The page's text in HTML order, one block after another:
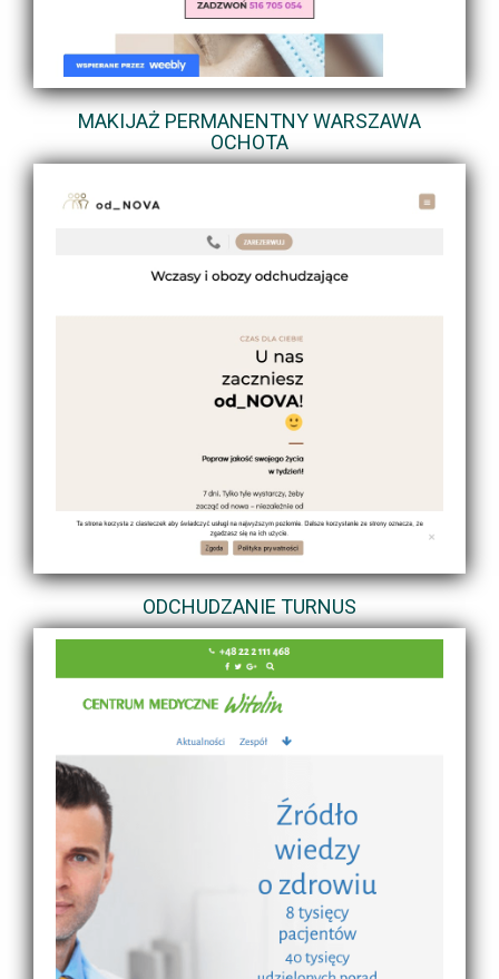
MAKIJAŻ PERMANENTNY WARSZAWA
OCHOTA
ODCHUDZANIE TURNUS